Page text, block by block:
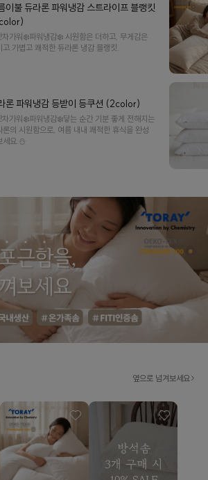
이불 듀라론 파워냉감 스트라이프 블랭킷
가워❄️파워냉감❄️ 시원함은 더하고, 무게감은
고.가볍고 쾌적한 듀라론 냉감 블랭킷.
론 파워냉감 등받이 등쿠션 (2color)
가워❄️파워냉감❄️닿는 순간 기분 좋게 전해지는
론의 시원함으로, 여름 내내 쾌적한 휴식을 완성
세요.⛄
옆으로 넘겨보세요